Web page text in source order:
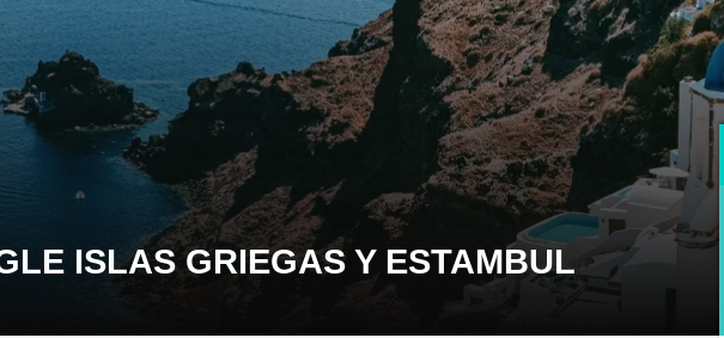
ISLAS GRIEGAS Y ESTAMBUL